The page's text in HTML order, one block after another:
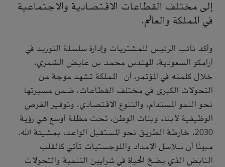
إلى مختلف القطاعات الاقتصادية والاجتماعية
في المملكة والعالم.
وأكد نائب الرئيس للمشتريات وإدارة سلسلة التوريد في
أرامكو السعودية، المهندس محمد بن عايض الشمري،
خلال كلمته في المؤتمر، أن المملكة تشهد موجة من
التحولات الكبرى في مختلف القطاعات، ضمن مسيرتها
نحو النمو المستدام، والتنوع الاقتصادي، وتوفير الفرص
الوظيفية لأبناء وبنات الوطن، تحت مظلة أوسع هي رؤية
2030، خارطة الطريق نحو المستقبل الواعد، بمشيئة الله.
مبينًا أن سلاسل الإمداد واللوجستيات تأتي كالقلب
النابض الذي يضخ الحياة في شرايين التنمية والتحولات